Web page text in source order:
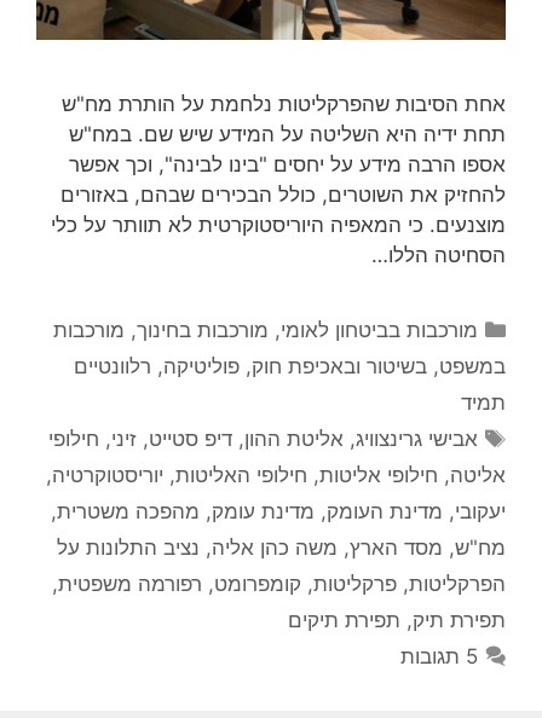
אחת הסיבות שהפרקליטות נלחמת על הותרת מח"ש
תחת ידיה היא השליטה על המידע שיש שם. במח"ש
אספו הרבה מידע על יחסים "בינו לבינה", וכך אפשר
להחזיק את השוטרים, כולל הבכירים שבהם, באזורים
מוצנעים. כי המאפיה היוריסטוקרטית לא תוותר על כלי
הסחיטה הללו…
קטגוריות
מורכבות בביטחון לאומי, מורכבות בחינוך, מורכבות
במשפט, בשיטור ובאכיפת חוק, פוליטיקה, רלוונטיים
תמיד
תגיות
אבישי גרינצוויג, אליטת ההון,דיפ סטייט,זיני, חילופי
אליטה, חילופי אליטות, חילופי האליטות, יוריסטוקרטיה,
יעקובי, מדינת העומק, מדינת עומק, מהפכה משטרית,
מח"ש, מסד הארץ, משה כהן אליה, נציב התלונות על
הפרקליטות, פרקליטות, קומפרומט, רפורמה משפטית,
תפירת תיק, תפירת תיקים
5 תגובות